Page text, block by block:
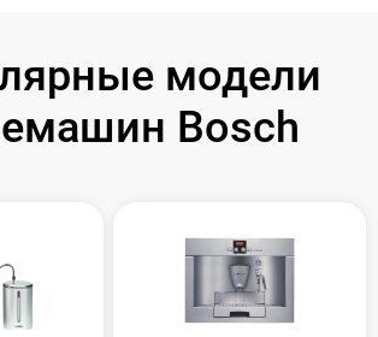
модели
Bosch